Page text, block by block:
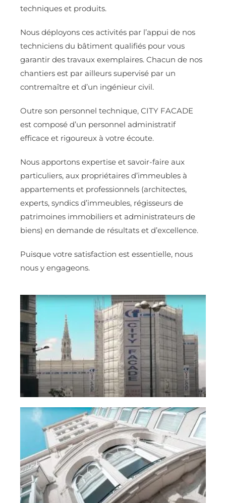
techniques et produits.
Nous déployons ces activités par l’appui de nos
techniciens du bâtiment qualifiés pour vous
garantir des travaux exemplaires. Chacun de nos
chantiers est par ailleurs supervisé par un
contremaître et d’un ingénieur civil.
Outre son personnel technique, CITY FACADE
est composé d’un personnel administratif
efficace et rigoureux à votre écoute.
Nous apportons expertise et savoir-faire aux
particuliers, aux propriétaires d’immeubles à
appartements et professionnels (architectes,
experts, syndics d’immeubles, régisseurs de
patrimoines immobiliers et administrateurs de
biens) en demande de résultats et d’excellence.
Puisque votre satisfaction est essentielle, nous
nous y engageons.